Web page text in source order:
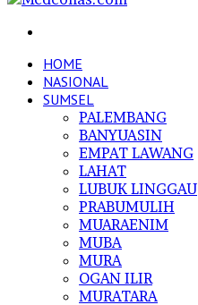
HOME
NASIONAL
SUMSEL
PALEMBANG
BANYUASIN
EMPAT LAWANG
LAHAT
LUBUK LINGGAU
PRABUMULIH
MUARAENIM
MUBA
MURA
OGAN ILIR
MURATARA